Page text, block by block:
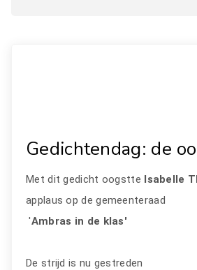
Gedichtendag: de
Met dit gedicht oogstte Isabelle
applaus op de gemeenteraad
'Ambras in de klas'
De strijd is nu gestreden